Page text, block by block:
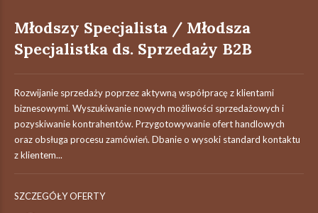
Młodszy Specjalista / Młodsza
Specjalistka ds. Sprzedaży B2B
Rozwijanie sprzedaży poprzez aktywną współpracę z klientami
biznesowymi. Wyszukiwanie nowych możliwości sprzedażowych i
pozyskiwanie kontrahentów. Przygotowywanie ofert handlowych
oraz obsługa procesu zamówień. Dbanie o wysoki standard kontaktu
z klientem...
SZCZEGÓŁY OFERTY